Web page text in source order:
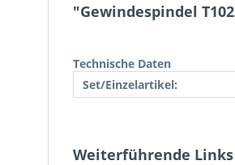
"Gewindespindel
Technische Daten
Set/Einzelartikel:
Weiterführende Links